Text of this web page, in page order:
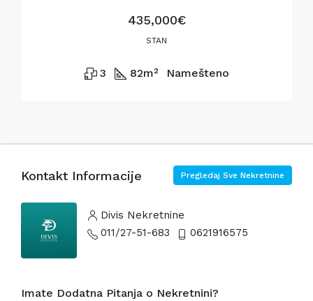
435,000€
STAN
3 82m² Namešteno
Kontakt Informacije Pregledaj Sve Nekretnine
Divis Nekretnine
011/27-51-683
0621916575
Imate Dodatna Pitanja o Nekretnini?